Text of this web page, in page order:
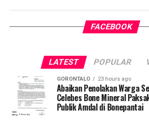
Pelaksanaan program ini didampingi
M.Kes., dr. Siti Rakhmatia P. Th. Kum,
Ayun R. Yusuf, S.Kep., M.Kep., dan Ns.
M.Kep. Pendampingan akademis ini
alur intervensi medis dan edukasi
prosedur operasional.
FACEBOOK
LATEST POPULAR
GORONTALO 23 hours ago
Abaikan Penolakan Warga
Celebes Bone Mineral
Publik Amdal di Bonepantai